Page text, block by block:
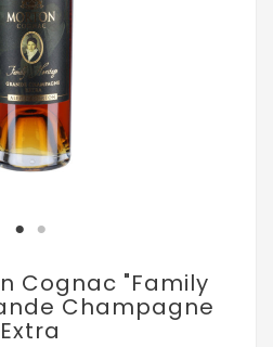
Cognac "Family
Champagne
Extra